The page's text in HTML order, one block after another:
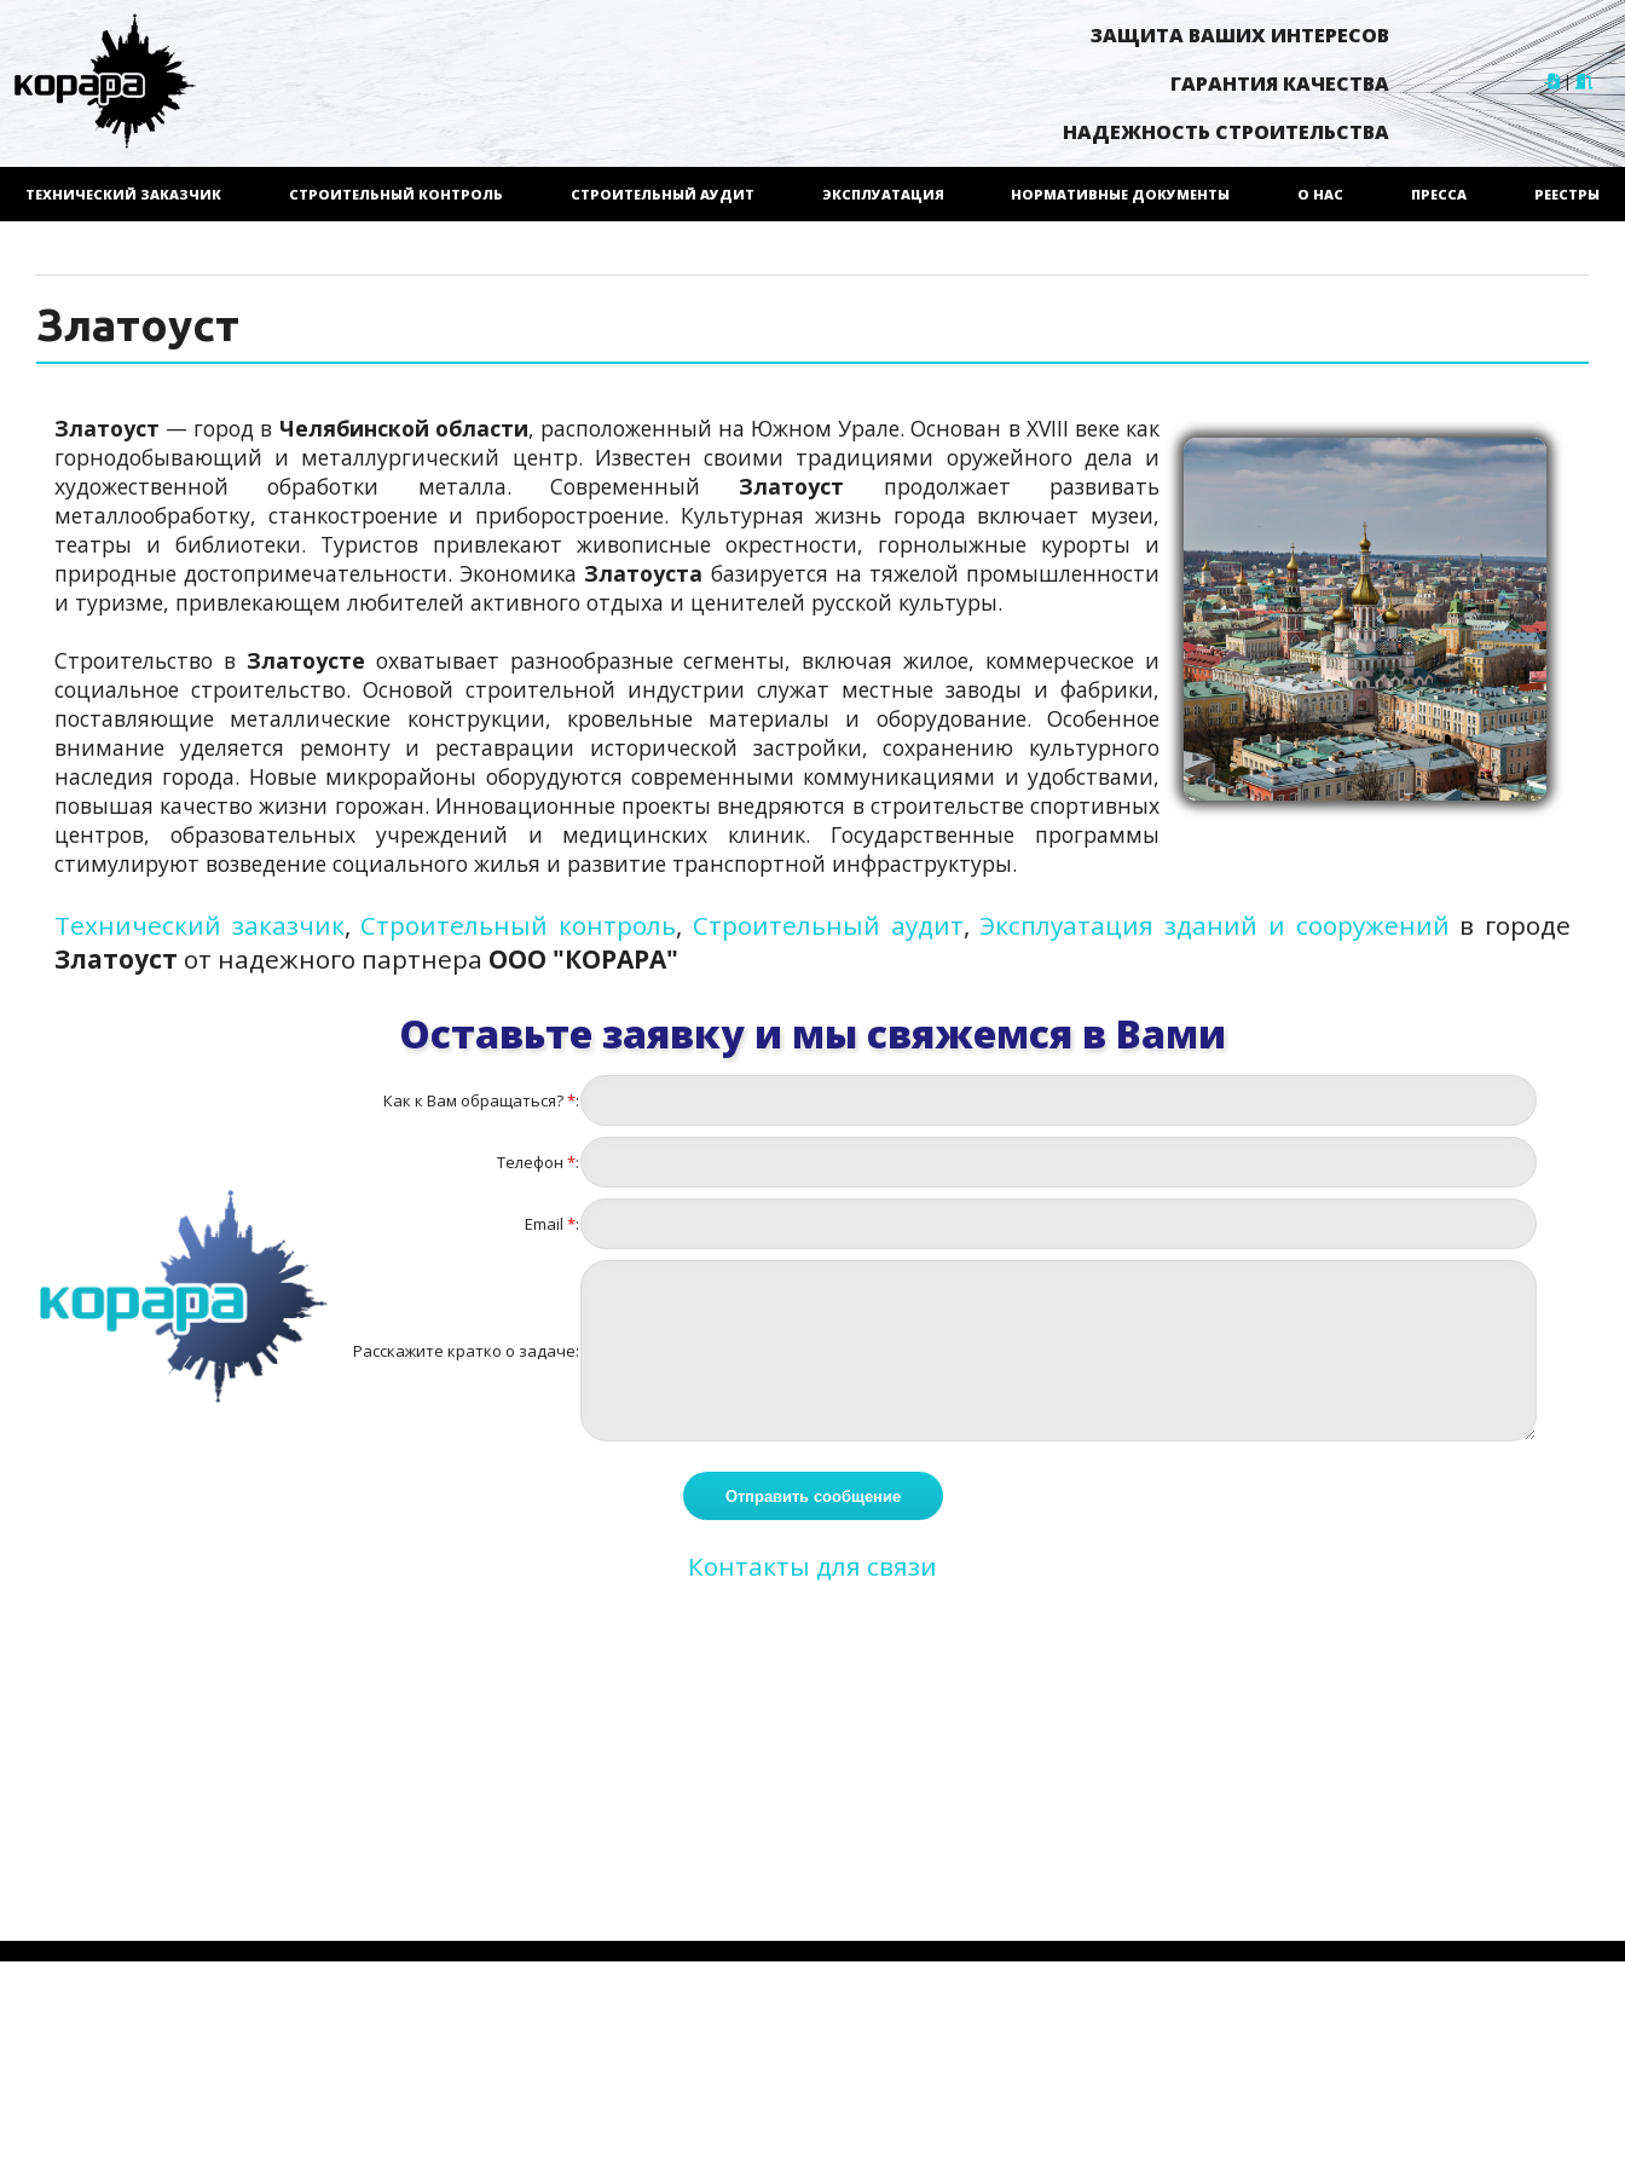
ЗАЩИТА ВАШИХ ИНТЕРЕСОВ
ГАРАНТИЯ КАЧЕСТВА
НАДЕЖНОСТЬ СТРОИТЕЛЬСТВА
|
ТЕХНИЧЕСКИЙ ЗАКАЗЧИК СТРОИТЕЛЬНЫЙ КОНТРОЛЬ СТРОИТЕЛЬНЫЙ АУДИТ ЭКСПЛУАТАЦИЯ НОРМАТИВНЫЕ ДОКУМЕНТЫ О НАС ПРЕССА РЕЕСТРЫ
Златоуст
Златоуст — город в Челябинской области, расположенный на Южном Урале. Основан в XVIII веке как
горнодобывающий и металлургический центр. Известен своими традициями оружейного дела и
художественной обработки металла. Современный Златоуст продолжает развивать
металлообработку, станкостроение и приборостроение. Культурная жизнь города включает музеи,
театры и библиотеки. Туристов привлекают живописные окрестности, горнолыжные курорты и
природные достопримечательности. Экономика Златоуста базируется на тяжелой промышленности
и туризме, привлекающем любителей активного отдыха и ценителей русской культуры.
Строительство в Златоусте охватывает разнообразные сегменты, включая жилое, коммерческое и
социальное строительство. Основой строительной индустрии служат местные заводы и фабрики,
поставляющие металлические конструкции, кровельные материалы и оборудование. Особенное
внимание уделяется ремонту и реставрации исторической застройки, сохранению культурного
наследия города. Новые микрорайоны оборудуются современными коммуникациями и удобствами,
повышая качество жизни горожан. Инновационные проекты внедряются в строительстве спортивных
центров, образовательных учреждений и медицинских клиник. Государственные программы
стимулируют возведение социального жилья и развитие транспортной инфраструктуры.
Технический заказчик, Строительный контроль, Строительный аудит, Эксплуатация зданий и сооружений в городе
Златоуст от надежного партнера ООО "КОРАРА"
Оставьте заявку и мы свяжемся в Вами
Как к Вам обращаться?*:
Телефон *:
Email *:
Расскажите кратко о задаче:
Контакты для связи